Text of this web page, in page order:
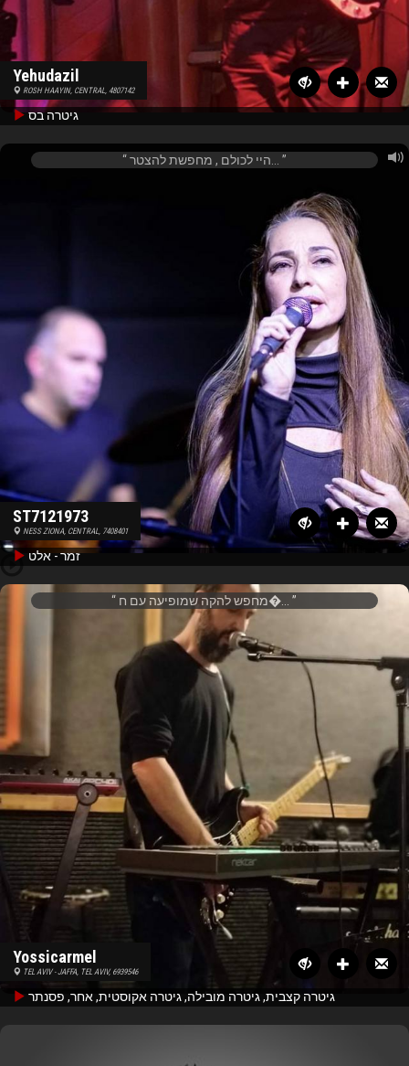
Yehudazil
ROSH HAAYIN, CENTRAL, 4807142
גיטרה בס
ST7121973
NESS ZIONA, CENTRAL, 7408401
זמר - אלט
מחפש להקה שמופיעה עם ח�...
Yossicarmel
TEL AVIV - JAFFA, TEL AVIV, 6939546
גיטרה קצבית, גיטרה מובילה, גיטרה אקוסטית, אחר, פסנתר